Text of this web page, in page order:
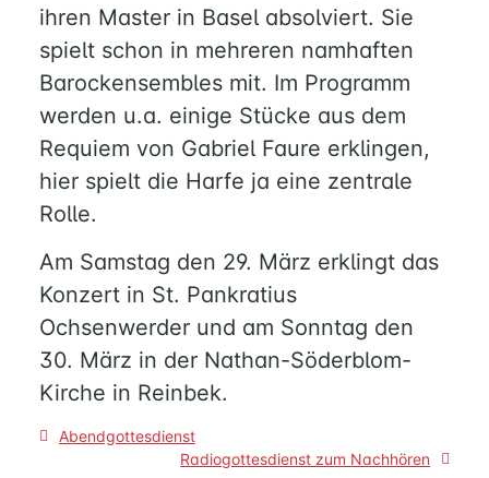
INTERESSE
–
DAS
ARCHIV
ihren Master in Basel absolviert. Sie
spielt schon in mehreren namhaften
Barockensembles mit. Im Programm
werden u.a. einige Stücke aus dem
Requiem von Gabriel Faure erklingen,
hier spielt die Harfe ja eine zentrale
Rolle.
Am Samstag den 29. März erklingt das
Konzert in St. Pankratius
Ochsenwerder und am Sonntag den
30. März in der Nathan-Söderblom-
Kirche in Reinbek.
Beitragsnavigation
Abendgottesdienst
Radiogottesdienst zum Nachhören